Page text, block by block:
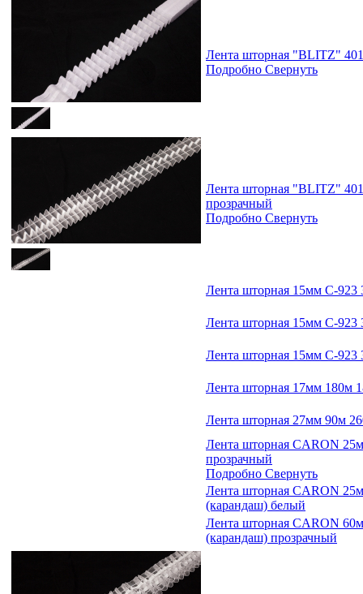
Лента шторная "BLITZ"
Подробно Свернуть
Лента шторная "BLITZ"
прозрачный
Подробно Свернуть
Лента шторная 15мм С-923
Лента шторная 15мм С-923
Лента шторная 15мм С-923
Лента шторная 17мм 180м
Лента шторная 27мм 90м
Лента шторная CARON
прозрачный
Подробно Свернуть
Лента шторная CARON
(карандаш) белый
Лента шторная CARON
(карандаш) прозрачный